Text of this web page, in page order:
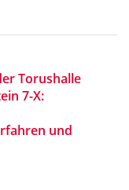
Torushalle
7-X:
und